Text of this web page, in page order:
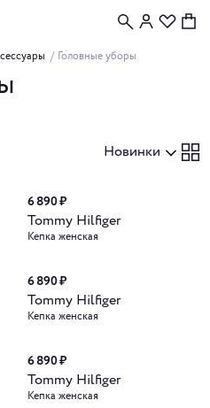
/ Головные уборы
Новинки
6 890 ₽
Tommy Hilfiger
Кепка женская
6 890 ₽
Tommy Hilfiger
Кепка женская
6 890 ₽
Tommy Hilfiger
Кепка женская